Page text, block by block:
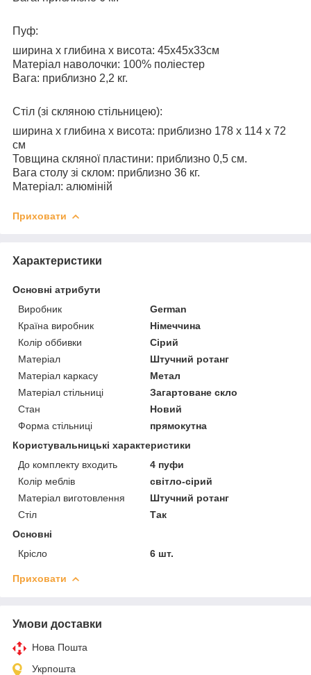
Пуф:
ширина х глибина х висота: 45x45x33см
Матеріал наволочки: 100% поліестер
Вага: приблизно 2,2 кг.
Стіл (зі скляною стільницею):
ширина х глибина x висота: приблизно 178 x 114 x 72
см
Товщина скляної пластини: приблизно 0,5 см.
Вага столу зі склом: приблизно 36 кг.
Матеріал: алюміній
Приховати
Характеристики
Основні атрибути
Виробник
German
Країна виробник
Німеччина
Колір оббивки
Сірий
Матеріал
Штучний ротанг
Матеріал каркасу
Метал
Матеріал стільниці
Загартоване скло
Стан
Новий
Форма стільниці
прямокутна
Користувальницькі характеристики
До комплекту входить
4 пуфи
Колір меблів
світло-сірий
Матеріал виготовлення
Штучний ротанг
Стіл
Так
Основні
Крісло
6 шт.
Приховати
Умови доставки
Нова Пошта
Укрпошта